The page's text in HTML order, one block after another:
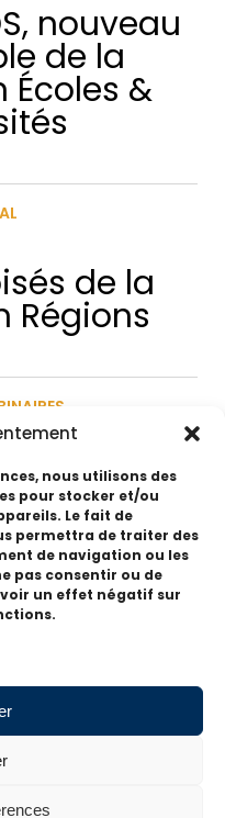
nous utilisons des
pour stocker et/ou
Le fait de
permettra de traiter des
de navigation ou les
pas consentir ou de
un effet négatif sur
nouveau
de la
&
de la
Régions
EIA